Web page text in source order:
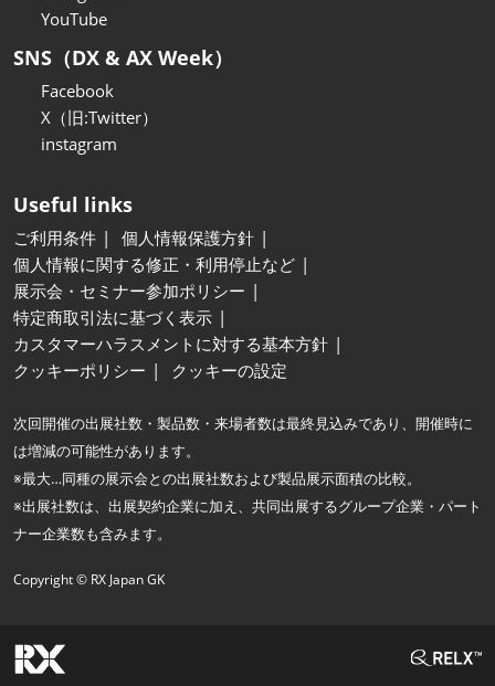
YouTube
SNS（DX & AX Week）
Facebook
X（旧:Twitter）
instagram
Useful links
ご利用条件
個人情報保護方針
個人情報に関する修正・利用停止など
展示会・セミナー参加ポリシー
特定商取引法に基づく表示
カスタマーハラスメントに対する基本方針
クッキーポリシー
クッキーの設定
次回開催の出展社数・製品数・来場者数は最終見込みであり、開催時に
は増減の可能性があります。
※最大…同種の展示会との出展社数および製品展示面積の比較。
※出展社数は、出展契約企業に加え、共同出展するグループ企業・パート
ナー企業数も含みます。
Copyright © RX Japan GK